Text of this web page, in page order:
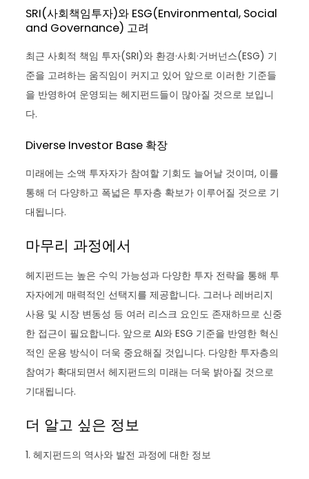
SRI(사회책임투자)와 ESG(Environmental, Social
and Governance) 고려
최근 사회적 책임 투자(SRI)와 환경·사회·거버넌스(ESG) 기
준을 고려하는 움직임이 커지고 있어 앞으로 이러한 기준들
을 반영하여 운영되는 헤지펀드들이 많아질 것으로 보입니
다.
Diverse Investor Base 확장
미래에는 소액 투자자가 참여할 기회도 늘어날 것이며, 이를
통해 더 다양하고 폭넓은 투자층 확보가 이루어질 것으로 기
대됩니다.
마무리 과정에서
헤지펀드는 높은 수익 가능성과 다양한 투자 전략을 통해 투
자자에게 매력적인 선택지를 제공합니다. 그러나 레버리지
사용 및 시장 변동성 등 여러 리스크 요인도 존재하므로 신중
한 접근이 필요합니다. 앞으로 AI와 ESG 기준을 반영한 혁신
적인 운용 방식이 더욱 중요해질 것입니다. 다양한 투자층의
참여가 확대되면서 헤지펀드의 미래는 더욱 밝아질 것으로
기대됩니다.
더 알고 싶은 정보
1. 헤지펀드의 역사와 발전 과정에 대한 정보